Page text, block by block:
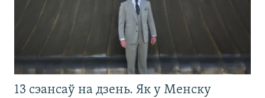
13 сэансаў на дзень. Як у Менску